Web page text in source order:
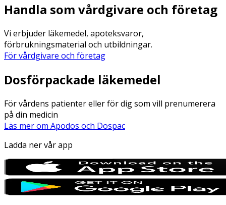
Handla som vårdgivare och företag
Vi erbjuder läkemedel, apoteksvaror,
förbrukningsmaterial och utbildningar.
För vårdgivare och företag
Dosförpackade läkemedel
För vårdens patienter eller för dig som vill prenumerera
på din medicin
Läs mer om Apodos och Dospac
Ladda ner vår app